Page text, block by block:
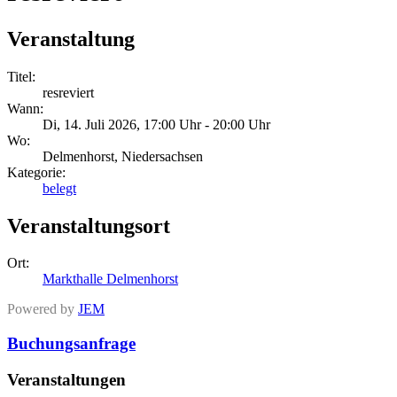
Veranstaltung
Titel:
resreviert
Wann:
Di, 14. Juli 2026, 17:00 Uhr - 20:00 Uhr
Wo:
Delmenhorst, Niedersachsen
Kategorie:
belegt
Veranstaltungsort
Ort:
Markthalle Delmenhorst
Powered by JEM
Buchungsanfrage
Veranstaltungen